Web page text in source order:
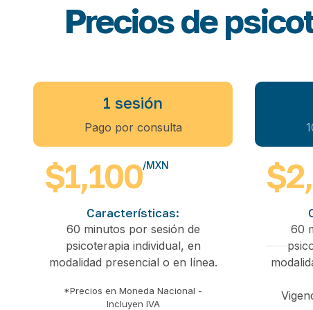
Precios de
1 sesión
Pago por consulta
$1,100/MXN
Características:
60 minutos por sesión de
psicoterapia individual, en
modalidad presencial o en línea.
*Precios en Moneda Nacional -
Incluyen IVA
60